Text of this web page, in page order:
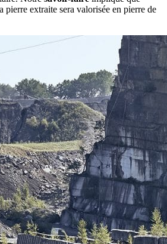
pierre extraite sera valorisée en pierre de